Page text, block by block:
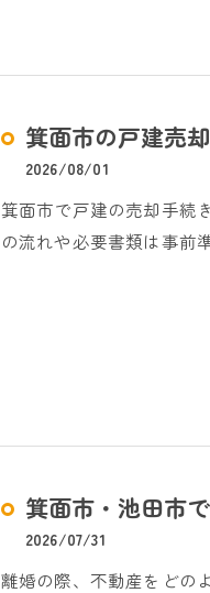
箕面市の戸建売
2026/08/01
箕面市で戸建の売却手続
の流れや必要書類は事前
箕面市・池田市
2026/07/31
離婚の際、不動産をどの